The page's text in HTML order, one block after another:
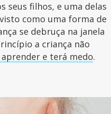
seus filhos, e uma delas
como uma forma de
se debruça na janela
a criança não
aprender e terá medo.